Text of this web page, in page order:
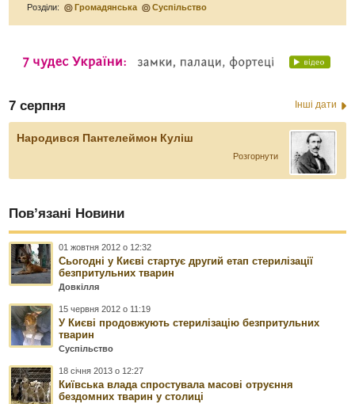
Розділи: Громадянська Суспільство
7 серпня Інші дати
Народився Пантелеймон Куліш
Розгорнути
Пов’язані Новини
01 жовтня 2012 о 12:32
Сьогодні у Києві стартує другий етап стерилізації
безпритульних тварин
Довкілля
15 червня 2012 о 11:19
У Києві продовжують стерилізацію безпритульних
тварин
Суспільство
18 січня 2013 о 12:27
Київська влада спростувала масові отруєння
бездомних тварин у столиці